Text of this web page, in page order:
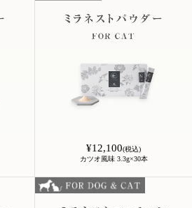
¥12,100(税込)
カツオ風味 3.3g×30本